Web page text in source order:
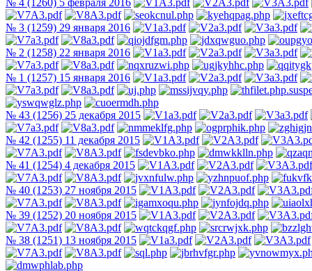
№ 4 (1260) 5 февраля 2016
№ 3 (1259) 29 января 2016
№ 2 (1258) 22 января 2016
№ 1 (1257) 15 января 2016
№ 43 (1256) 25 декабря 2015
№ 42 (1255) 11 декабря 2015
№ 41 (1254) 4 декабря 2015
№ 40 (1253) 27 ноября 2015
№ 39 (1252) 20 ноября 2015
№ 38 (1251) 13 ноября 2015